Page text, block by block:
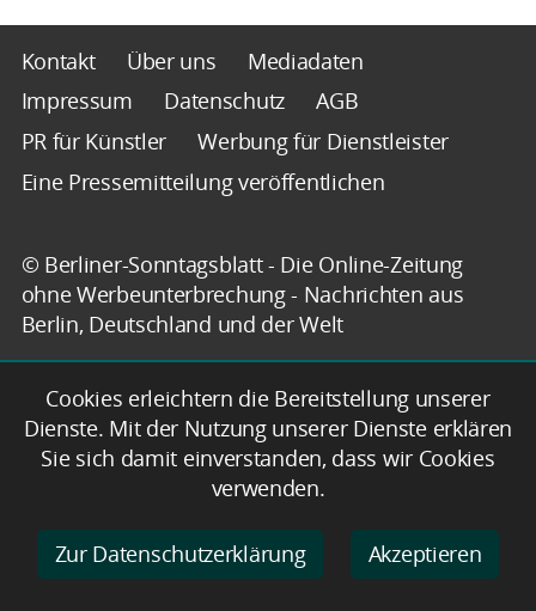
Kontakt Über uns
Mediadaten
Impressum
Datenschutz
AGB
PR für Künstler
Werbung für Dienstleister
Eine Pressemitteilung veröffentlichen
© Berliner-Sonntagsblatt - Die Online-Zeitung
ohne Werbeunterbrechung - Nachrichten aus
Berlin, Deutschland und der Welt
Cookies erleichtern die Bereitstellung unserer
Dienste. Mit der Nutzung unserer Dienste erklären
Sie sich damit einverstanden, dass wir Cookies
verwenden.
Zur Datenschutzerklärung Akzeptieren